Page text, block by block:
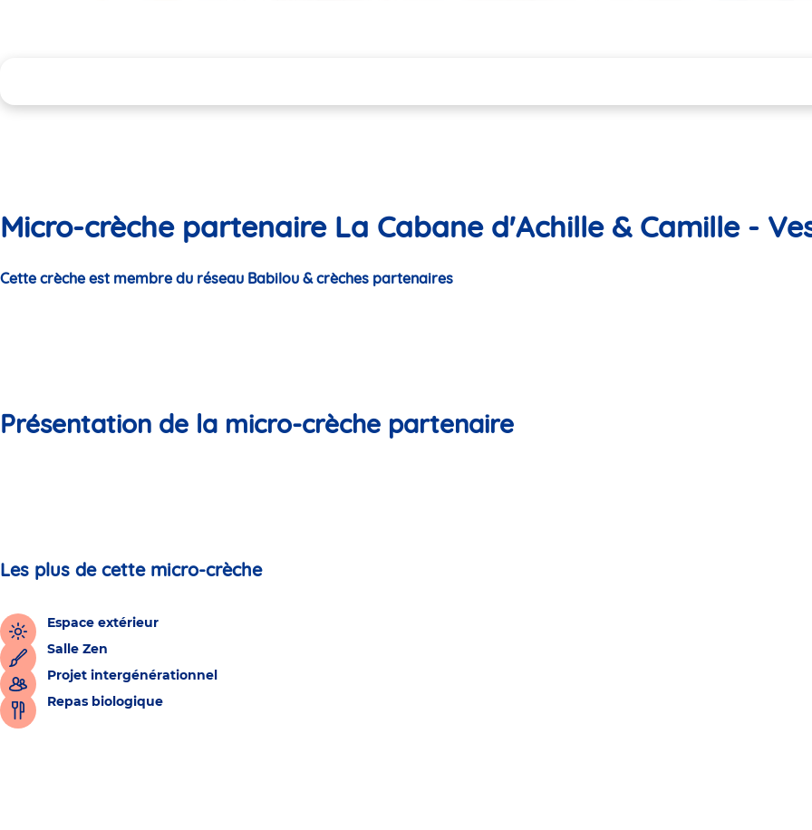
Micro-crèche partenaire La Cabane d'Achille & Camille -
Cette crèche est membre du réseau Babilou & crèches partenaires
Présentation de la micro-crèche partenaire
Les plus de cette micro-crèche
Espace extérieur
Salle Zen
Projet intergénérationnel
Repas biologique